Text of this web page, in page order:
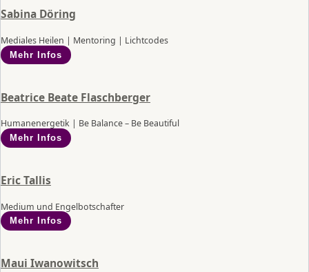
Sabina Döring
Mediales Heilen | Mentoring | Lichtcodes
Mehr Infos
Beatrice Beate Flaschberger
Humanenergetik | Be Balance – Be Beautiful
Mehr Infos
Eric Tallis
Medium und Engelbotschafter
Mehr Infos
Maui Iwanowitsch